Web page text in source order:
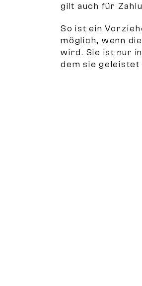
gilt auch für
So ist ein
möglich, wenn
wird. Sie ist nur
dem sie geleistet